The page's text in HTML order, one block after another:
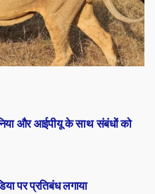
पर प्रतिबंध लगाया
और आईपीयू के साथ संबंधों को